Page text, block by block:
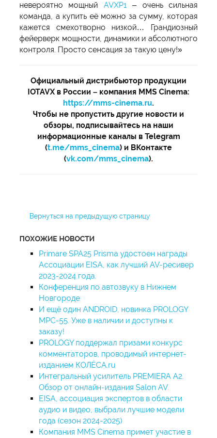
невероятно мощный AVXP1– очень сильная
команда, а купить её можно за сумму, которая
кажется смехотворно низкой… Грандиозный
фейерверк мощности, динамики и абсолютного
контроля. Просто сенсация за такую ​​цену!»
Официальный дистрибьютор продукции
IOTAVX в России – компания MMS Cinema:
https://mms-cinema.ru.
Чтобы не пропустить другие новости и
обзоры, подписывайтесь на наши
информационные каналы в Telegram
(t.me/mms_cinema) и ВКонтакте
(vk.com/mms_cinema).
Вернуться на предыдущую страницу
ПОХОЖИЕ НОВОСТИ
Primare SPA25 Prisma удостоен награды
Ассоциации EISA, как лучший AV-ресивер
2023-2024 года.
Конференция по автозвуку в Нижнем
Новгороде
И ещё один ANDROID, новинка PROLOGY
MPC-55. Уже в наличии и доступны к
заказу!
PROLOGY поддержал призами конкурс
комментаторов, проводимый интернет-
изданием КОЛЁСА.ru
Интегральный усилитель PREMIERA A2.
Обзор от онлайн-издания Salon AV.
EISA, ассоциация экспертов в области
аудио и видео, выбрали лучшие модели
года (сезон 2024-2025)
Компания MMS Cinema примет участие в